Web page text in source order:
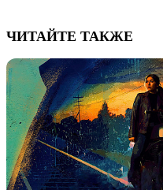
ЧИТАЙТЕ ТАКЖЕ